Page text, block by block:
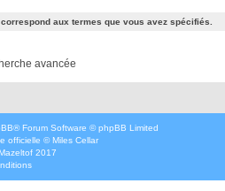
aux termes que vous avez spécifiés.
avancée
® Forum Software © phpBB Limited
officielle ©Miles Cellar
2017